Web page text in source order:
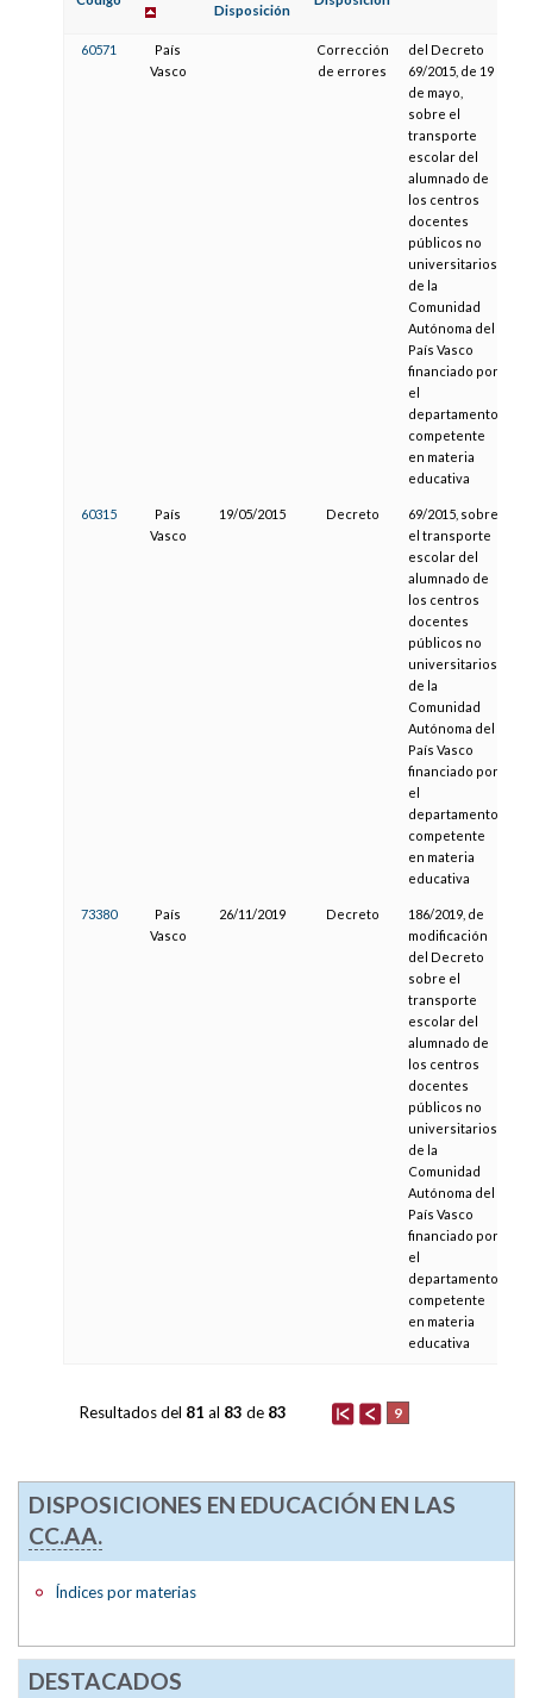
Disposición
60571
País
Vasco
Corrección
de errores
del Decreto
69/2015, de 19
de mayo,
sobre el
transporte
escolar del
alumnado de
los centros
docentes
públicos no
universitarios
de la
Comunidad
Autónoma del
País Vasco
financiado por
el
departamento
competente
en materia
educativa
60315
País
Vasco
19/05/2015 Decreto
69/2015, sobre
el transporte
escolar del
alumnado de
los centros
docentes
públicos no
universitarios
de la
Comunidad
Autónoma del
País Vasco
financiado por
el
departamento
competente
en materia
educativa
73380
País
Vasco
26/11/2019 Decreto
186/2019, de
modificación
del Decreto
sobre el
transporte
escolar del
alumnado de
los centros
docentes
públicos no
universitarios
de la
Comunidad
Autónoma del
País Vasco
financiado por
el
departamento
competente
en materia
educativa
9
Resultados del 81 al 83 de 83
DISPOSICIONES EN EDUCACIÓN EN LAS
CC.AA.
Índices por materias
DESTACADOS